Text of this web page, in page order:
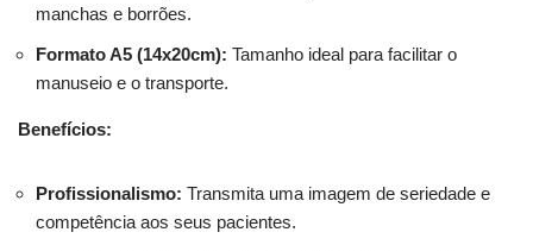
manchas e borrões.
Formato A5 (14x20cm): Tamanho ideal para facilitar o
manuseio e o transporte.
Benefícios:
Profissionalismo: Transmita uma imagem de seriedade e
competência aos seus pacientes.